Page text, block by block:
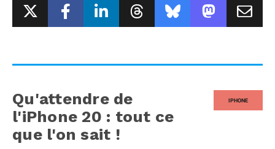
IPHONE
Qu'attendre de
l'iPhone 20 : tout ce
que l'on sait !